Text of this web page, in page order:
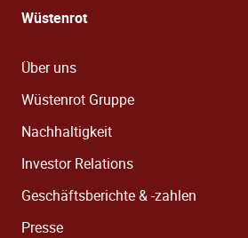
Wüstenrot
Über uns
Wüstenrot Gruppe
Nachhaltigkeit
Investor Relations
Geschäftsberichte & -zahlen
Presse